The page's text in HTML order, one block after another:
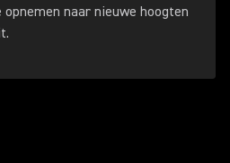
naar nieuwe hoogten